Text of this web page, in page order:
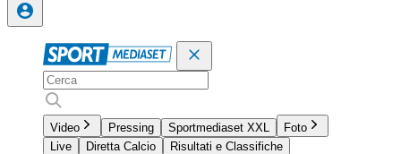
Video Pressing Sportmediaset XXL
Foto
Live
Diretta Calcio
Risultati e Classifiche